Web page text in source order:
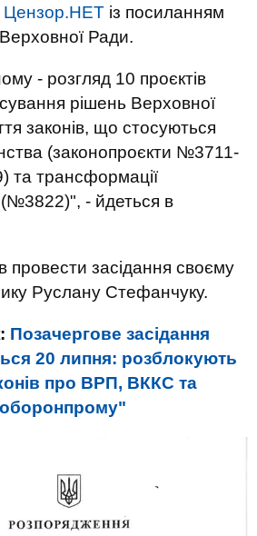
Цензор.НЕТ із посиланням
Ради.
- розгляд 10 проєктів
рішень Верховної
законів, що стосуються
(законопроєкти №3711-
трансформації
- йдеться в
провести засідання своєму
Руслану Стефанчуку.
Позачергове засідання
20 липня: розблокують
про ВРП, ВККС та